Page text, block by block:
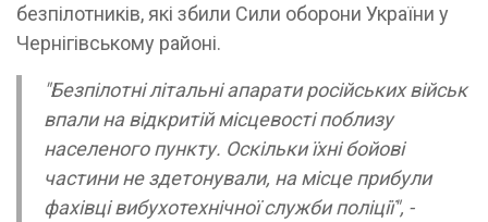
безпілотників, які збили Сили оборони України у
Чернігівському районі.
"Безпілотні літальні апарати російських військ
впали на відкритій місцевості поблизу
населеного пункту. Оскільки їхні бойові
частини не здетонували, на місце прибули
фахівці вибухотехнічної служби поліції", -